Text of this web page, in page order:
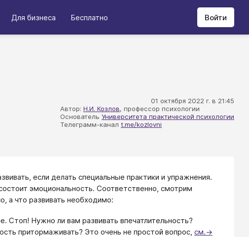
Для бизнеса Бесплатно Войти
01 октября 2022 г. в 21:45
Автор: Н.И. Козлов, профессор психологии
Основатель Университета практической психологии
Телеграмм-канал t.me/kozlovni
если делать специальные практики и упражнения.
эмоциональность. Соответственно, смотрим
а что развивать необходимо:
Стоп! Нужно ли вам развивать впечатлительность?
притормаживать? Это очень не простой вопрос, см.→